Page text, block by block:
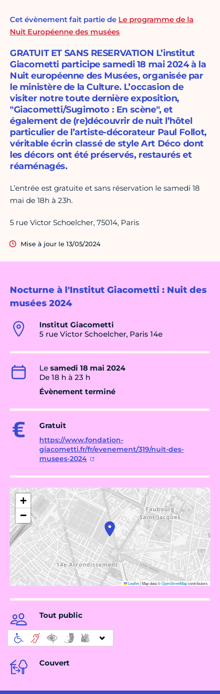
Nocturne à l'Institut Giacometti : Nuit des
musées 2024
Institut Giacometti
5 rue Victor Schoelcher, Paris 14e
Le samedi 18 mai 2024
De 18 h à 23 h
Évènement terminé
Gratuit
https://www.fondation-
giacometti.fr/fr/evenement/319/nuit-des-
musees-2024
+
−
Leaflet|Map data ©OpenStreetMapcontributors
Tout public
Couvert
Cet évènement fait partie de Le programme de la
Nuit Européenne des musées
GRATUIT ET SANS RESERVATION L’institut
Giacometti participe samedi 18 mai 2024 à la
Nuit européenne des Musées, organisée par
le ministère de la Culture. L’occasion de
visiter notre toute dernière exposition,
"Giacometti/Sugimoto : En scène", et
également de (re)découvrir de nuit l’hôtel
particulier de l’artiste-décorateur Paul Follot,
véritable écrin classé de style Art Déco dont
les décors ont été préservés, restaurés et
réaménagés.
L’entrée est gratuite et sans réservation le samedi 18
mai de 18h à 23h.
5 rue Victor Schoelcher, 75014, Paris
Mise à jour le 13/05/2024